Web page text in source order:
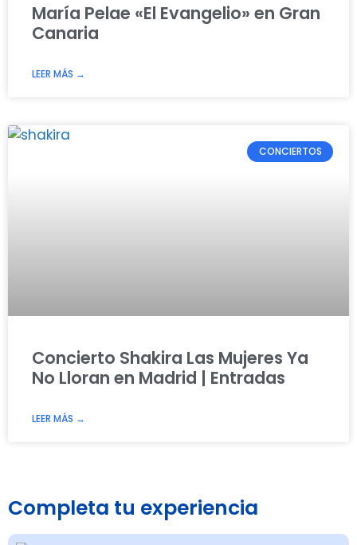
María Pelae «El Evangelio» en Gran
Canaria
LEER MÁS →
CONCIERTOS
Concierto Shakira Las Mujeres Ya
No Lloran en Madrid | Entradas
LEER MÁS →
Completa tu experiencia